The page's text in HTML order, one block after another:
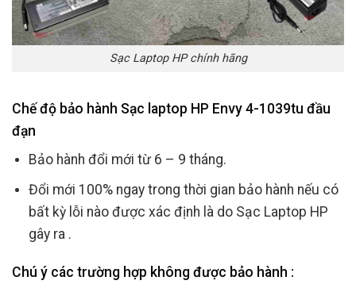
Sạc Laptop HP chính hãng
Chế độ bảo hành Sạc laptop HP Envy 4-1039tu đầu
đạn
Bảo hành đổi mới từ 6 – 9 tháng.
Đổi mới 100% ngay trong thời gian bảo hành nếu có
bất kỳ lỗi nào được xác định là do Sạc Laptop HP
gây ra .
Chú ý các trường hợp không được bảo hành :